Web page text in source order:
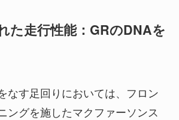
た走行性能：GRのDNAを
なす足回りにおいては、フロン
ングを施したマクファーソンス